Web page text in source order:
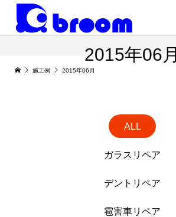
2015年06月
施工例 2015年06月
ALL
ガラスリペア
デントリペア
雹害車リペア